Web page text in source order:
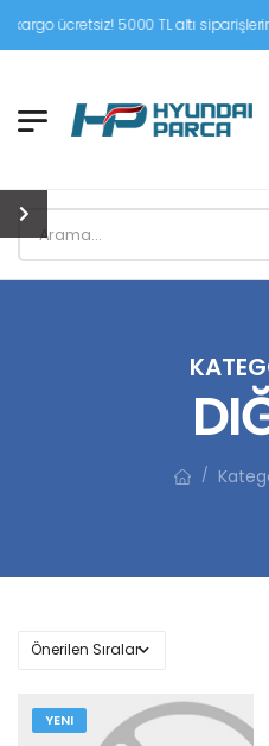
5000 TL altı siparişlerinizde
/
YENI